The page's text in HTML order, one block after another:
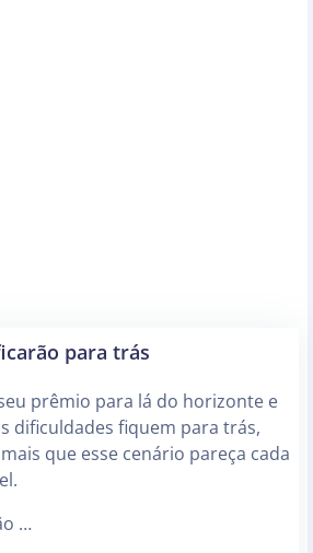
para trás
prêmio para lá do horizonte e
dificuldades fiquem para trás,
que esse cenário pareça cada
…